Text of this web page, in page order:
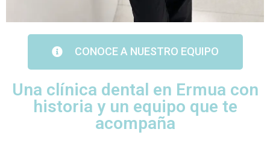
CONOCE A NUESTRO EQUIPO
Una clínica dental en Ermua con
historia y un equipo que te
acompaña